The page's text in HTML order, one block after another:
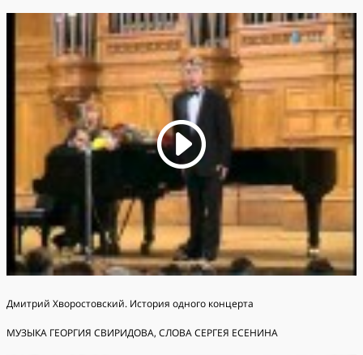
Дмитрий Хворостовский. История одного концерта
МУЗЫКА ГЕОРГИЯ СВИРИДОВА, СЛОВА СЕРГЕЯ ЕСЕНИНА